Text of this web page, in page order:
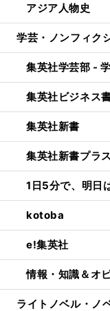
アジア人物史
学芸・ノンフィク
集英社学芸部 -
集英社ビジネス
集英社新書
集英社新書プラ
1日5分で、明日
kotoba
e!集英社
情報・知識＆オ
ライトノベル・ノ